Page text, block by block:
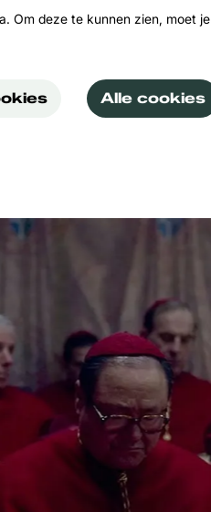
Om deze te kunnen zien, moet je
Alle cookies